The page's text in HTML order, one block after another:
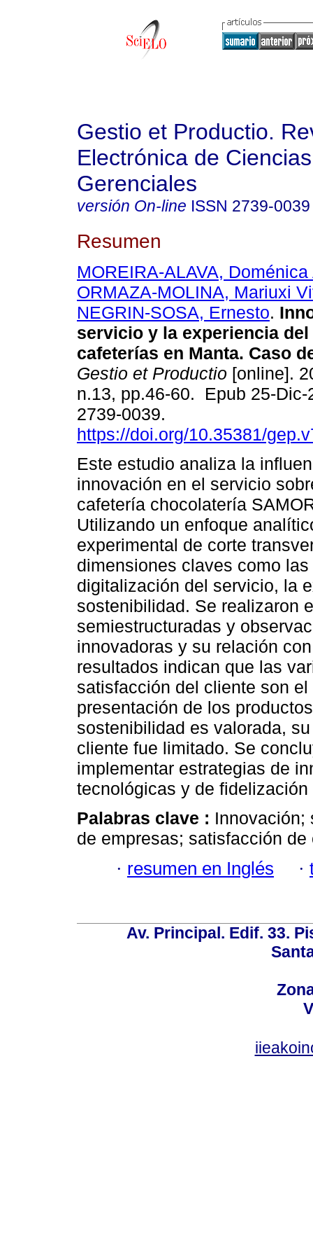
Gestio et Productio.
Electrónica de Ciencias
Gerenciales
versión On-line ISSN 2739-0039
Resumen
MOREIRA-ALAVA, Doménica
ORMAZA-MOLINA, Mariuxi
NEGRIN-SOSA, Ernesto.
servicio y la experiencia
cafeterías en Manta. Caso
Gestio et Productio [online].
n.13, pp.46-60. Epub 25-Dic-
2739-0039.
https://doi.org/10.35381/
Este estudio analiza la
innovación en el servicio
cafetería chocolatería
Utilizando un enfoque
experimental de corte
dimensiones claves como
digitalización del servicio, la
sostenibilidad. Se realizaron
semiestructuradas y
innovadoras y su relación
resultados indican que las
satisfacción del cliente son
presentación de los
sostenibilidad es valorada,
cliente fue limitado. Se
implementar estrategias de
tecnológicas y de
Palabras clave : Innovación;
de empresas; satisfacción de
· resumen en Inglés ·
Av. Principal. Edif. 33.